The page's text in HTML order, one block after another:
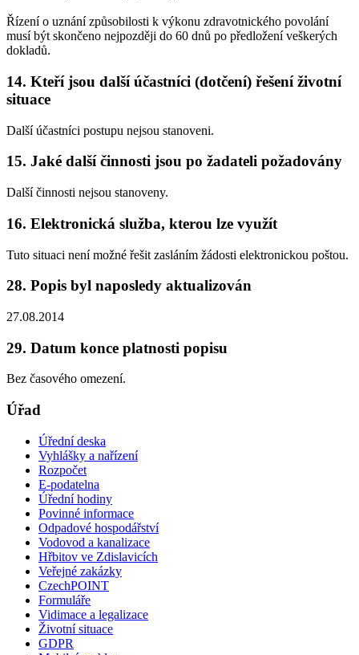
Řízení o uznání způsobilosti k výkonu zdravotnického povolání
musí být skončeno nejpozději do 60 dnů po předložení veškerých
dokladů.
14. Kteří jsou další účastníci (dotčení) řešení životní
situace
Další účastníci postupu nejsou stanoveni.
15. Jaké další činnosti jsou po žadateli požadovány
Další činnosti nejsou stanoveny.
16. Elektronická služba, kterou lze využít
Tuto situaci není možné řešit zasláním žádosti elektronickou poštou.
28. Popis byl naposledy aktualizován
27.08.2014
29. Datum konce platnosti popisu
Bez časového omezení.
Úřad
Úřední deska
Vyhlášky a nařízení
Rozpočet
E-podatelna
Úřední hodiny
Povinné informace
Odpadové hospodářství
Vodovod a kanalizace
Hřbitov ve Zdislavicích
Veřejné zakázky
CzechPOINT
Formuláře
Vidimace a legalizace
Životní situace
GDPR